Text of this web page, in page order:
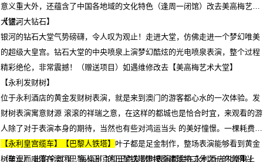
意义重大外，还蕴含了中国各地域的文化特色（逢周一闭馆）改去美高梅艺术
大堂。
【银河大钻石】
银河的钻石大堂气势磅礴，令人叹为观止！走进大堂，仿佛走进一个梦幻唯美
的超级大皇宫。钻石大堂的中央喷泉上演梦幻酷炫的光电喷泉表演，整个过程
精彩绝伦，非常震撼！（赠送项目）如遇维修改去【美高梅艺术大堂】
【永利发财树】
位于永利酒店的黄金发财树表演，就是来到澳门的游客都心水的一次体验。发
财树表演寓意财源 滚滚的祥瑞之意，在这样的都城也是恰合时宜，来观看的游
人除了对于表演本身的期待，当然也有些对鸿运当头 的美好憧憬。一棵耗费 2
亿价值打造的黄金发财树，每一片叶子都是足金制作，整场表演能够看到黄金
树破土而 出的全过程。每逢半点和正点发财树表演都会在永利酒店内隆重上
【永利皇宫缆车】【巴黎人铁塔】
（车观）座落在澳门巴黎人正门的巴黎铁塔是按原建筑物二分之一的比例兴